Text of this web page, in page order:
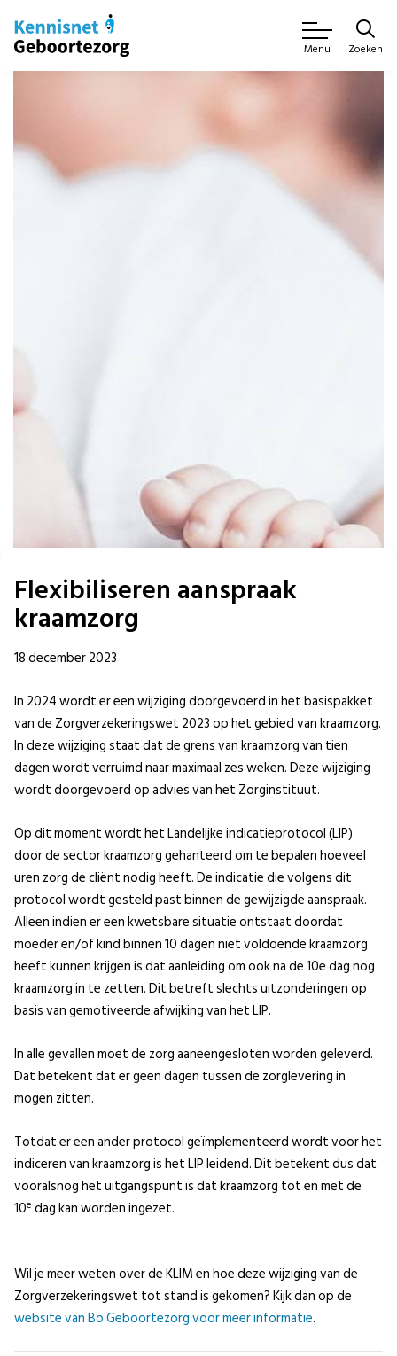
Menu Zoeken
Flexibiliseren aanspraak
kraamzorg
18 december 2023
In 2024 wordt er een wijziging doorgevoerd in het basispakket
van de Zorgverzekeringswet 2023 op het gebied van kraamzorg.
In deze wijziging staat dat de grens van kraamzorg van tien
dagen wordt verruimd naar maximaal zes weken. Deze wijziging
wordt doorgevoerd op advies van het Zorginstituut.
Op dit moment wordt het Landelijke indicatieprotocol (LIP)
door de sector kraamzorg gehanteerd om te bepalen hoeveel
uren zorg de cliënt nodig heeft. De indicatie die volgens dit
protocol wordt gesteld past binnen de gewijzigde aanspraak.
Alleen indien er een kwetsbare situatie ontstaat doordat
moeder en/of kind binnen 10 dagen niet voldoende kraamzorg
heeft kunnen krijgen is dat aanleiding om ook na de 10e dag nog
kraamzorg in te zetten. Dit betreft slechts uitzonderingen op
basis van gemotiveerde afwijking van het LIP.
In alle gevallen moet de zorg aaneengesloten worden geleverd.
Dat betekent dat er geen dagen tussen de zorglevering in
mogen zitten.
Totdat er een ander protocol geïmplementeerd wordt voor het
indiceren van kraamzorg is het LIP leidend. Dit betekent dus dat
vooralsnog het uitgangspunt is dat kraamzorg tot en met de
10e dag kan worden ingezet.
Wil je meer weten over de KLIM en hoe deze wijziging van de
Zorgverzekeringswet tot stand is gekomen? Kijk dan op de
website van Bo Geboortezorg voor meer informatie.